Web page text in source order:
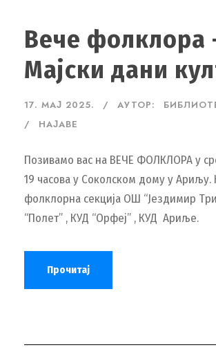
Вече фолклора
Мајски дани
17. МАЈ 2025. АУТОР:
НАЈАВЕ
Позивамо вас на ВЕЧЕ ФОЛКЛОРА у
19 часова у Соколском дому у Ариљу.
фолклорна секција ОШ “Јездимир
“Полет” , КУД “Орфеј” , КУД Ариље.
Прочитај